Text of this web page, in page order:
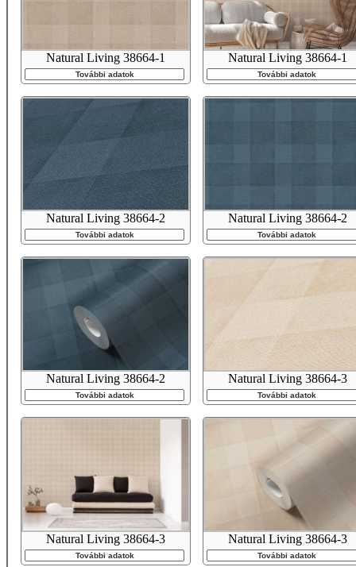
Natural Living 38664-1
További adatok
Natural Living 38664-1
További adatok
Natural Living 38664-2
További adatok
Natural Living 38664-2
További adatok
Natural Living 38664-2
További adatok
Natural Living 38664-3
További adatok
Natural Living 38664-3
További adatok
Natural Living 38664-3
További adatok